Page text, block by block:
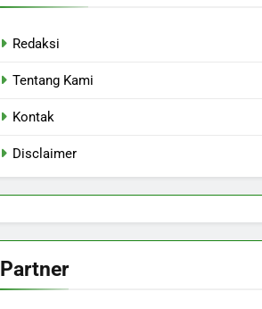
Redaksi
Tentang Kami
Kontak
Disclaimer
Partner